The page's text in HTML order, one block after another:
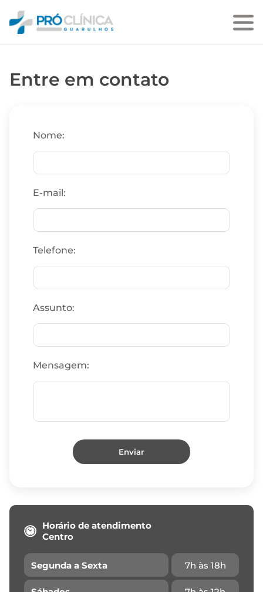
Entre em contato
Nome:
E-mail:
Telefone:
Assunto:
Mensagem:
Horário de atendimento
Centro
Segunda a Sexta 7h às 18h